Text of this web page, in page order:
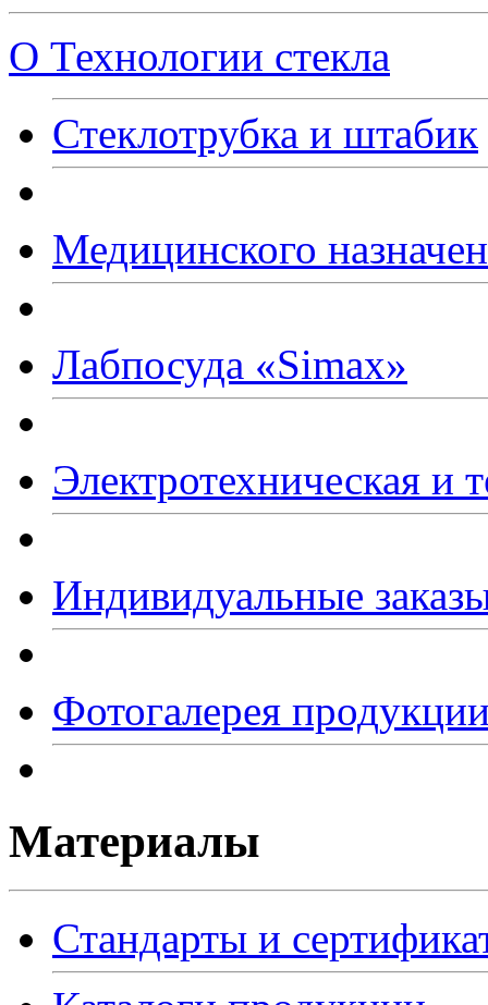
О Технологии стекла
Стеклотрубка и штабик
Медицинского
Лабпосуда «Simax»
Электротехническая и
Индивидуальные
Фотогалерея
Материалы
Стандарты и